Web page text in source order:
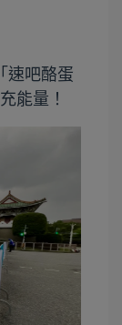
速吧酪蛋
能量！